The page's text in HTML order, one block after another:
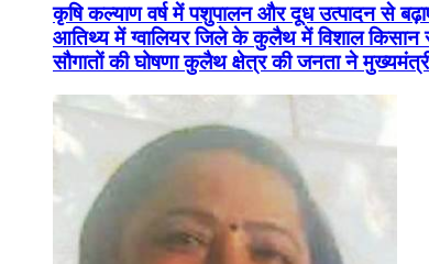
कृषि कल्याण वर्ष में पशुपालन और दूध उत्पादन से
आतिथ्य में ग्वालियर जिले के कुलैथ में विशाल किसान
सौगातों की घोषणा कुलैथ क्षेत्र की जनता ने